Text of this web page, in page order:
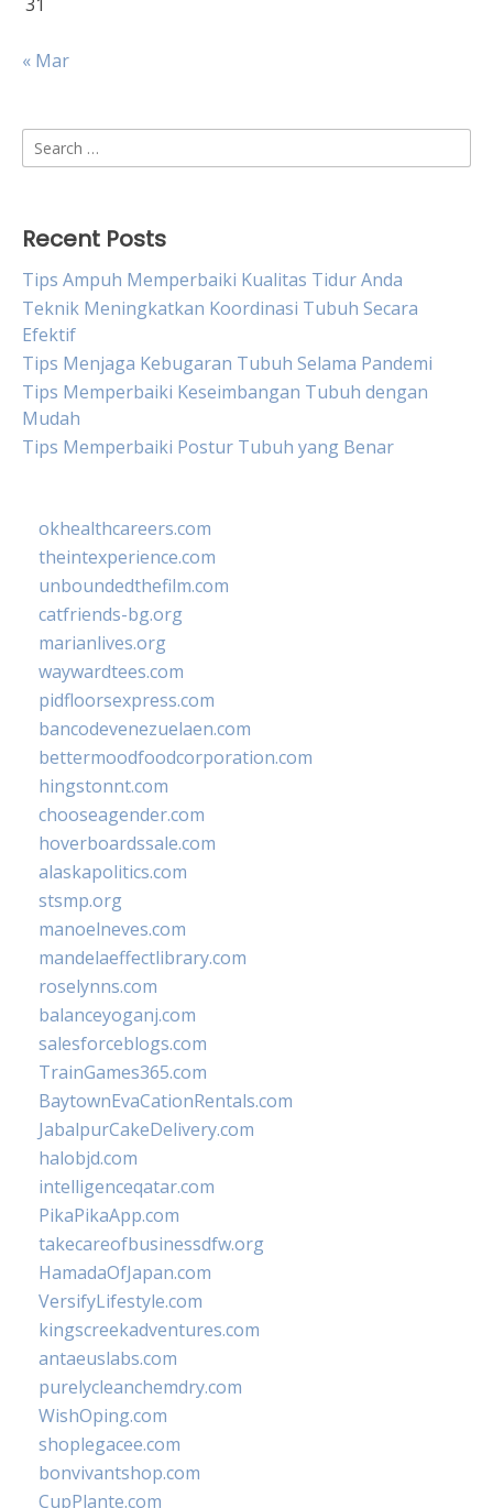
« Mar
Search
for:
Recent Posts
Tips Ampuh Memperbaiki Kualitas Tidur Anda
Teknik Meningkatkan Koordinasi Tubuh Secara
Efektif
Tips Menjaga Kebugaran Tubuh Selama Pandemi
Tips Memperbaiki Keseimbangan Tubuh dengan
Mudah
Tips Memperbaiki Postur Tubuh yang Benar
okhealthcareers.com
theintexperience.com
unboundedthefilm.com
catfriends-bg.org
marianlives.org
waywardtees.com
pidfloorsexpress.com
bancodevenezuelaen.com
bettermoodfoodcorporation.com
hingstonnt.com
chooseagender.com
hoverboardssale.com
alaskapolitics.com
stsmp.org
manoelneves.com
mandelaeffectlibrary.com
roselynns.com
balanceyoganj.com
salesforceblogs.com
TrainGames365.com
BaytownEvaCationRentals.com
JabalpurCakeDelivery.com
halobjd.com
intelligenceqatar.com
PikaPikaApp.com
takecareofbusinessdfw.org
HamadaOfJapan.com
VersifyLifestyle.com
kingscreekadventures.com
antaeuslabs.com
purelycleanchemdry.com
WishOping.com
shoplegacee.com
bonvivantshop.com
CupPlante.com